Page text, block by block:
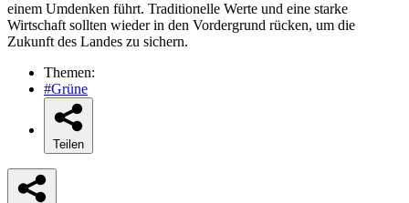
einem Umdenken führt. Traditionelle Werte und eine starke
Wirtschaft sollten wieder in den Vordergrund rücken, um die
Zukunft des Landes zu sichern.
Themen:
#Grüne
Teilen